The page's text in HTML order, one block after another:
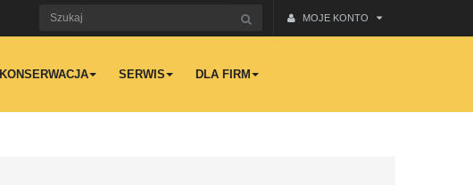
MOJE KONTO
KONSERWACJA SERWIS DLA FIRM